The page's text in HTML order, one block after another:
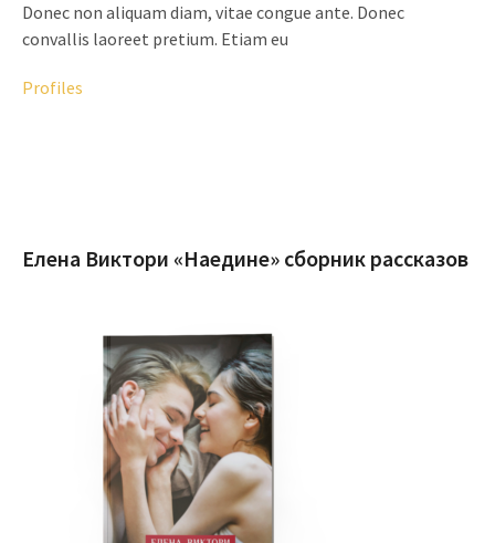
Donec non aliquam diam, vitae congue ante. Donec
convallis laoreet pretium. Etiam eu
Profiles
Елена Виктори «Наедине» сборник рассказов